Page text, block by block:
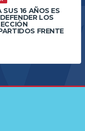
16 AÑOS ES
LOS
FRENTE